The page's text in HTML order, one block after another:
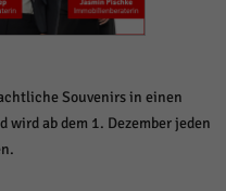
Souvenirs in einen
ab dem 1. Dezember jeden